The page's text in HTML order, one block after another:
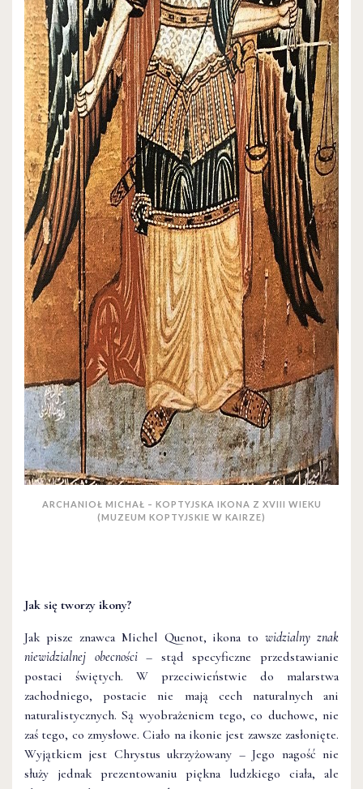
ARCHANIOŁ MICHAŁ – KOPTYJSKA IKONA Z XVIII WIEKU
(MUZEUM KOPTYJSKIE W KAIRZE)
Jak się tworzy ikony?
Jak pisze znawca Michel Quenot, ikona towidzialny znak
niewidzialnej obecności– stąd specyficzne przedstawianie
postaci świętych. W przeciwieństwie do malarstwa
zachodniego, postacie nie mają cech naturalnych ani
naturalistycznych. Są wyobrażeniem tego, co duchowe, nie
zaś tego, co zmysłowe. Ciało na ikonie jest zawsze zasłonięte.
Wyjątkiem jest Chrystus ukrzyżowany – Jego nagość nie
służy jednak prezentowaniu piękna ludzkiego ciała, ale